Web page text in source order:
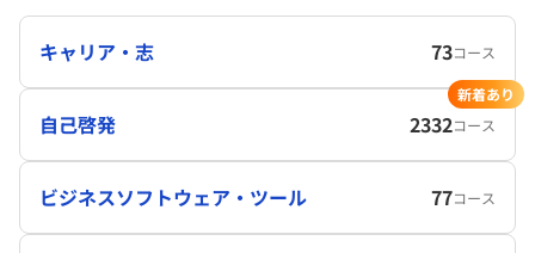
キャリア・志 73コース
自己啓発 2332コース
新着あり
ビジネスソフトウェア・ツール 77コース